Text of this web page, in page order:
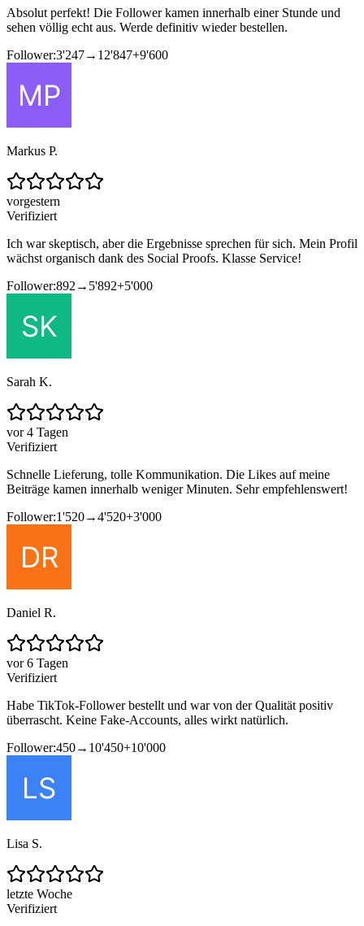
Absolut perfekt! Die Follower kamen innerhalb einer Stunde und
sehen völlig echt aus. Werde definitiv wieder bestellen.
Follower:3'247→ 12'847+9'600
Markus P.
vorgestern
Verifiziert
Ich war skeptisch, aber die Ergebnisse sprechen für sich. Mein Profil
wächst organisch dank des Social Proofs. Klasse Service!
Follower:892 → 5'892+5'000
Sarah K.
vor 4 Tagen
Verifiziert
Schnelle Lieferung, tolle Kommunikation. Die Likes auf meine
Beiträge kamen innerhalb weniger Minuten. Sehr empfehlenswert!
Follower:1'520→4'520+3'000
Daniel R.
vor 6 Tagen
Verifiziert
Habe TikTok-Follower bestellt und war von der Qualität positiv
überrascht. Keine Fake-Accounts, alles wirkt natürlich.
Follower:450→ 10'450+10'000
Lisa S.
letzte Woche
Verifiziert